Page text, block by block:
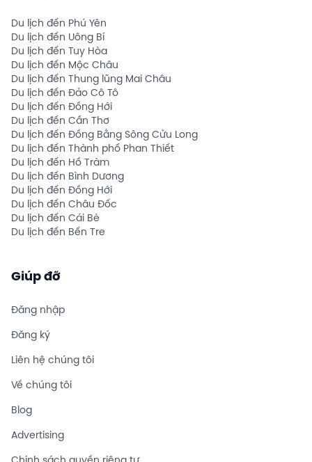
Du lịch đến Phú Yên
Du lịch đến Uông Bí
Du lịch đến Tuy Hòa
Du lịch đến Mộc Châu
Du lịch đến Thung lũng Mai Châu
Du lịch đến Đảo Cô Tô
Du lịch đến Đồng Hới
Du lịch đến Cần Thơ
Du lịch đến Đồng Bằng Sông Cửu Long
Du lịch đến Thành phố Phan Thiết
Du lịch đến Hồ Tràm
Du lịch đến Bình Dương
Du lịch đến Đồng Hới
Du lịch đến Châu Đốc
Du lịch đến Cái Bè
Du lịch đến Bến Tre
Giúp đỡ
Đăng nhập
Đăng ký
Liên hệ chúng tôi
Về chúng tôi
Blog
Advertising